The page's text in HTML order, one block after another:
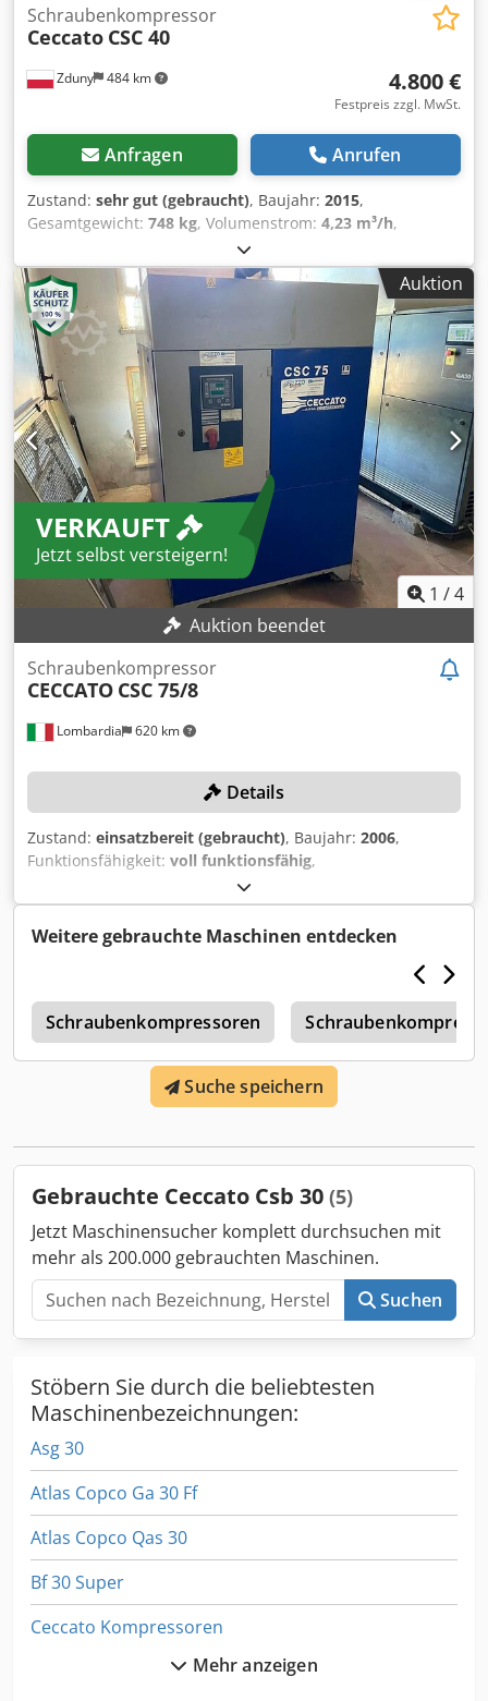
Zduny 484 km
Schraubenkompressor
Ceccato CSC 40
4.800 €
Festpreis zzgl. MwSt.
Anfragen Anrufen
Zustand: sehr gut (gebraucht), Baujahr: 2015,
Gesamtgewicht: 748 kg, Volumenstrom: 4,23 m³/h,
, Eingangsspannung:
bar, CECCATO CSC 40 Schraubenkompressor 30 kW Motor
Wirkungsgrad 4,23 m3/min Dcodpfx Aewaucgshrsk Druck
10 bar Produktionsjahr 2015 Kilometerstand 22000 mtg
Der Kompressor ist voll funktionsfähig
Auktion
VERKAUFT
Jetzt selbst versteigern!
1 /4
Auktion beendet
Lombardia 620 km
Schraubenkompressor
CECCATO CSC 75/8
Details
Zustand: einsatzbereit (gebraucht), Baujahr: 2006,
Funktionsfähigkeit: voll funktionsfähig,
Maschinen-/Fahrzeugnummer:
Gesamtgewicht:810 kg, Betriebsdruck:8 bar,
Umgebungstemperatur (max.):40 °C, TECHNISCHE DETAILS
Arbeitsdruck: 8 bar Einlasstemperatur max.: 40 °C
Umgebungstemperatur max.: 40 °C Dodpfsyfgxijx Ahrock
MASCHINEN-DETAILS Gewicht: 810 kg Spannung: 400 V
Frequenz: 50 Hz Leistung: 55 kW 3 Phasen
Weitere gebrauchte Maschinen entdecken
Schraubenkompressoren
Suche speichern
Gebrauchte Ceccato Csb 30 (5)
Jetzt Maschinensucher komplett durchsuchen mit
mehr als 200.000 gebrauchten Maschinen.
Suchen
Stöbern Sie durch die beliebtesten
Maschinenbezeichnungen:
Asg 30
Atlas Copco Ga 30 Ff
Atlas Copco Qas 30
Bf 30 Super
Ceccato Kompressoren
Mehr anzeigen